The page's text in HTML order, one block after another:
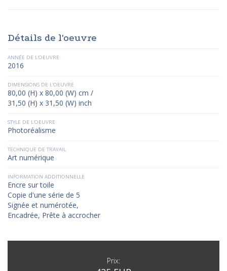
Détails de l'oeuvre
ANNÉE DE L'OEUVRE
2016
DIMENSIONS DE L'OEUVRE
80,00 (H) x 80,00 (W) cm /
31,50 (H) x 31,50 (W) inch
STYLE DE L'OEUVRE
Photoréalisme
TECHNIQUE DE TRAVAIL
Art numérique
INFORMATION ADDITIONNELLE
Encre sur toile
Copie d'une série de 5
Signée et numérotée,
Encadrée, Prête à accrocher
Prix: